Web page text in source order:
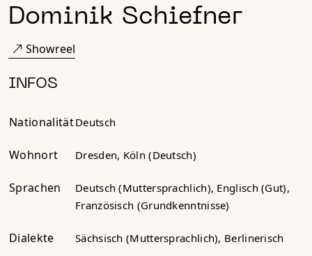
Dominik Schiefner
Showreel
INFOS
NationalitätDeutsch
Wohnort Dresden, Köln (Deutsch)
Sprachen
Deutsch (Muttersprachlich), Englisch (Gut),
Französisch (Grundkenntnisse)
Dialekte Sächsisch (Muttersprachlich), Berlinerisch